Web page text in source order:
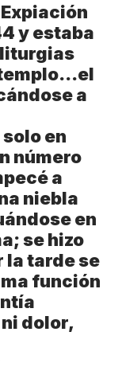
y estaba
a
en
número
a
niebla
en
se hizo
tarde se
función
dolor,
VER
MÁS
de la
envío
kilos de
MÁS